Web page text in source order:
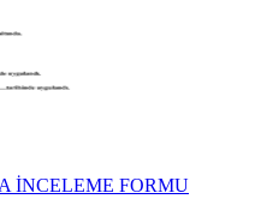
İNCELEME FORMU